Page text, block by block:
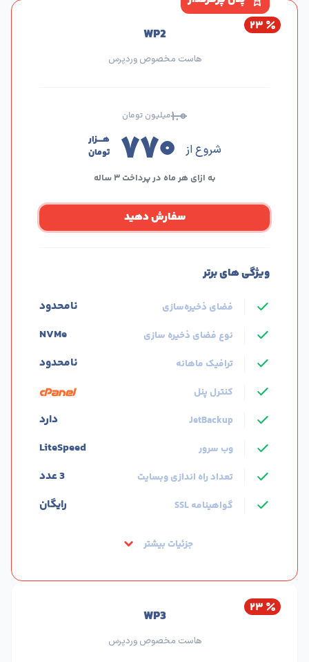
۲۳ WP2
هاست مخصوص وردپرس
۱.۰میلیون تومان
شروع از ۷۷۰
هــــزار
تومان
به ازای هر ماه در پرداخت ۳ ساله
سفارش دهید
ویژگی های برتر
فضای ذخیره‌سازی نامحدود
نوع فضای ذخیره سازی NVMe
ترافیک ماهانه نامحدود
کنترل پنل
JetBackup
دارد
وب سرور LiteSpeed
تعداد راه اندازی وبسایت 3 عدد
گواهینامه SSL رایگان
جزئیات بیشتر
۲۳ WP3
هاست مخصوص وردپرس